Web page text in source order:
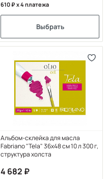
610 x 4 платежа
Выбрать
Альбом-склейка для масла
Fabriano "Tela" 36x48 см 10 л 300 г,
структура холста
4 682